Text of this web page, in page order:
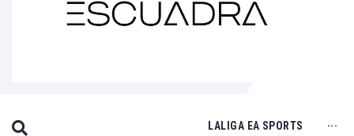
LALIGA EA SPORTS ···